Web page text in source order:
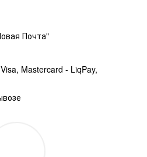
Почта"
Mastercard - LiqPay,